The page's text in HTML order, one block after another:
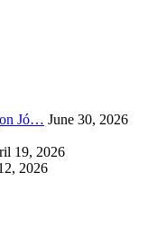
Jó… June 30, 2026
19, 2026
2026